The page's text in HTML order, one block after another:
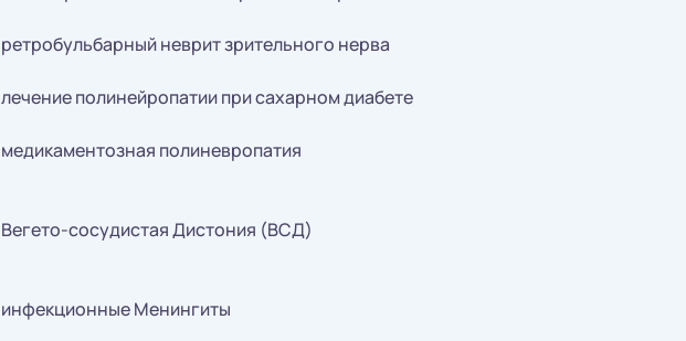
ретробульбарный неврит зрительного нерва
лечение полинейропатии при сахарном диабете
медикаментозная полиневропатия
Вегето-сосудистая Дистония (ВСД)
инфекционные Менингиты